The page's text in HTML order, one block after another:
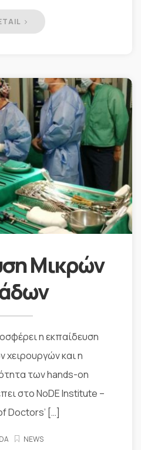
Μικρών
η εκπαίδευση
χειρουργών και η
των hands-on
στο NoDE Institute –
Doctors’​ […]
NEWS